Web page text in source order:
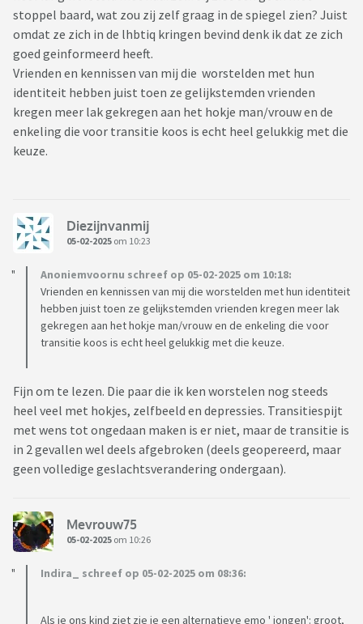
stoppel baard, wat zou zij zelf graag in de spiegel zien? Juist
omdat ze zich in de lhbtiq kringen bevind denk ik dat ze zich
goed geinformeerd heeft.
Vrienden en kennissen van mij die worstelden met hun
identiteit hebben juist toen ze gelijkstemden vrienden
kregen meer lak gekregen aan het hokje man/vrouw en de
enkeling die voor transitie koos is echt heel gelukkig met die
keuze.
Diezijnvanmij
05-02-2025 om 10:23
Anoniemvoornu schreef op 05-02-2025 om 10:18:
Vrienden en kennissen van mij die worstelden met hun identiteit
hebben juist toen ze gelijkstemden vrienden kregen meer lak
gekregen aan het hokje man/vrouw en de enkeling die voor
transitie koos is echt heel gelukkig met die keuze.
Fijn om te lezen. Die paar die ik ken worstelen nog steeds
heel veel met hokjes, zelfbeeld en depressies. Transitiespijt
met wens tot ongedaan maken is er niet, maar de transitie is
in 2 gevallen wel deels afgebroken (deels geopereerd, maar
geen volledige geslachtsverandering ondergaan).
Mevrouw75
05-02-2025 om 10:26
Indira_ schreef op 05-02-2025 om 08:36:
Als je ons kind ziet zie je een alternatieve emo ' jongen': groot,